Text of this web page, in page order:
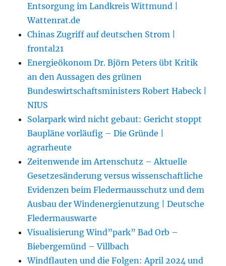
Entsorgung im Landkreis Wittmund |
Wattenrat.de
Chinas Zugriff auf deutschen Strom |
frontal21
Energieökonom Dr. Björn Peters übt Kritik
an den Aussagen des grünen
Bundeswirtschaftsministers Robert Habeck |
NIUS
Solarpark wird nicht gebaut: Gericht stoppt
Baupläne vorläufig – Die Gründe |
agrarheute
Zeitenwende im Artenschutz – Aktuelle
Gesetzesänderung versus wissenschaftliche
Evidenzen beim Fledermausschutz und dem
Ausbau der Windenergienutzung | Deutsche
Fledermauswarte
Visualisierung Wind”park” Bad Orb –
Biebergemünd – Villbach
Windflauten und die Folgen: April 2024 und